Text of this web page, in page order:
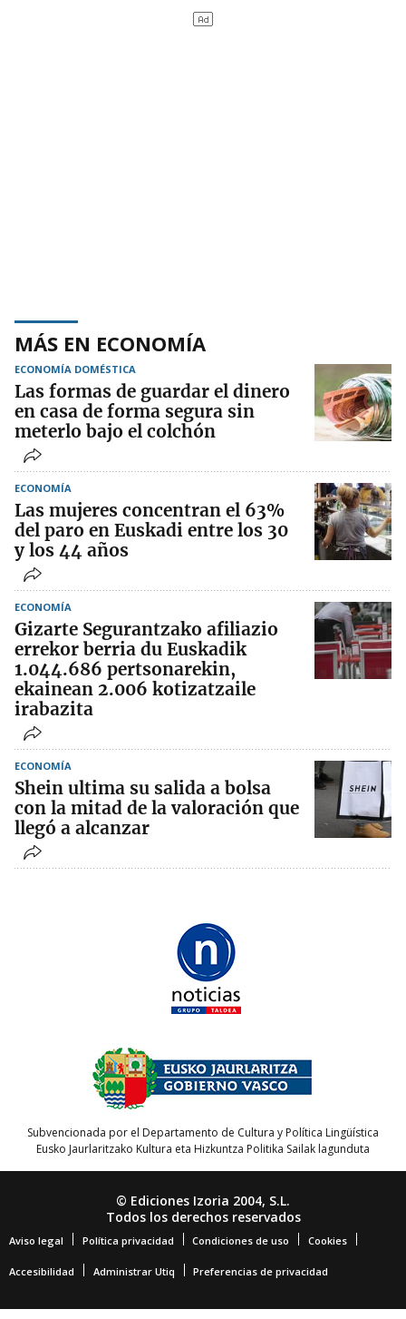
MÁS EN ECONOMÍA
ECONOMÍA DOMÉSTICA
Las formas de guardar el dinero
en casa de forma segura sin
meterlo bajo el colchón
ECONOMÍA
Las mujeres concentran el 63%
del paro en Euskadi entre los 30
y los 44 años
ECONOMÍA
Gizarte Segurantzako afiliazio
errekor berria du Euskadik
1.044.686 pertsonarekin,
ekainean 2.006 kotizatzaile
irabazita
ECONOMÍA
Shein ultima su salida a bolsa
con la mitad de la valoración que
llegó a alcanzar
Subvencionada por el Departamento de Cultura y Política Lingüística
Eusko Jaurlaritzako Kultura eta Hizkuntza Politika Sailak lagunduta
© Ediciones Izoria 2004, S.L.
Todos los derechos reservados
Aviso legal Política privacidad Condiciones de uso Cookies
Accesibilidad Administrar Utiq Preferencias de privacidad